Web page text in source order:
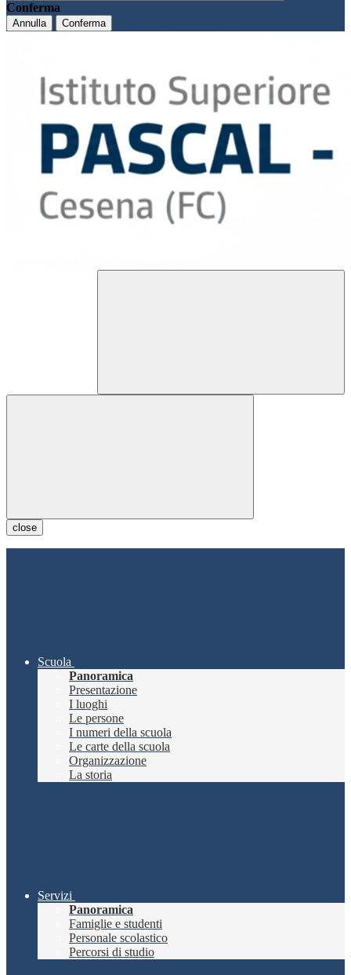
Conferma
Annulla Conferma
close
Scuola
Panoramica
Presentazione
I luoghi
Le persone
I numeri della scuola
Le carte della scuola
Organizzazione
La storia
Servizi
Panoramica
Famiglie e studenti
Personale scolastico
Percorsi di studio